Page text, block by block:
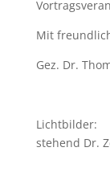
Mit
Gez. Dr.
Lichtbilder:
stehend Dr.